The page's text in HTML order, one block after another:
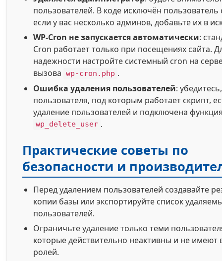
пользователей. В коде исключён пользователь
если у вас несколько админов, добавьте их в
WP-Cron не запускается автоматически:
Cron работает только при посещениях сайта.
надежности настройте системный cron на
вызова wp-cron.php .
Ошибка удаления пользователей:
пользователя, под которым работает скрипт,
удаление пользователей и подключена
wp_delete_user .
Практические советы по
безопасности и
Перед удалением пользователей создавайте
копии базы или экспортируйте список
пользователей.
Ограничьте удаление только теми
которые действительно неактивны и не имеют
ролей.